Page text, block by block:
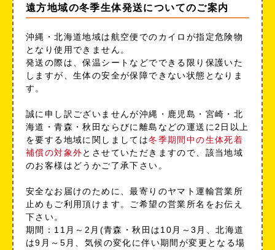
遠方地域の冬季生体発送についてのご案内
沖縄・北海道地域は航空便でのカイロが指定危険物
となり使用できません。
発送の際は、保温シートなどでできる限り保護いた
しますが、生体の安全が保障できない状態となりま
す。
誠に申し訳ございませんが沖縄・鹿児島・宮崎・北
海道・青森・秋田ならびに離島などの運送に2日以上
を要する地域に関しましては冬季期間中の生体死着
補償の対象外とさせていただきますので、該当地域
のお客様はどうかご了承下さい。
安全なお届けのために、最寄りのヤマト運輸営業所
止めもご利用頂けます。ご希望の営業所名をお伝え
下さい。
期間：11月～2月(青森・秋田は10月～3月、北海道
は9月～5月、気候の変化に伴い期間が変更となる場